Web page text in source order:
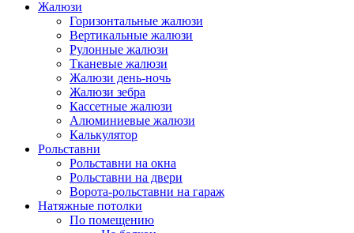
Жалюзи
Горизонтальные жалюзи
Вертикальные жалюзи
Рулонные жалюзи
Тканевые жалюзи
Жалюзи день-ночь
Жалюзи зебра
Кассетные жалюзи
Алюминиевые жалюзи
Калькулятор
Рольставни
Рольставни на окна
Рольставни на двери
Ворота-рольставни на гараж
Натяжные потолки
По помещению